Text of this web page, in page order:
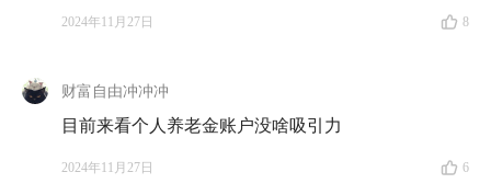
2024年11月27日 8
财富自由冲冲冲
目前来看个人养老金账户没啥吸引力
2024年11月27日 6